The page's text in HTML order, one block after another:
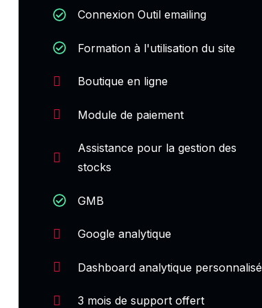
Connexion Outil emailing
Formation à l'utilisation du site
Boutique en ligne
Module de paiement
Assistance pour la gestion des
stocks
GMB
Google analytique
Dashboard analytique personnalisé
3 mois de support offert